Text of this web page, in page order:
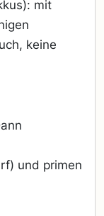
mit
keine
und primen